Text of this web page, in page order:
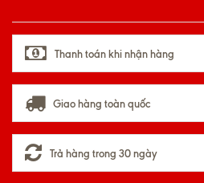
Thanh toán khi nhận hàng
Giao hàng toàn quốc
Trả hàng trong 30 ngày